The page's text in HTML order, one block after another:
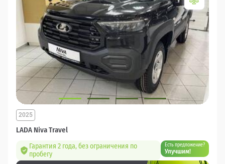
LADA Niva Travel
2025
Гарантия 2 года, без ограничения по
пробегу
Есть предложение?
Улучшим!